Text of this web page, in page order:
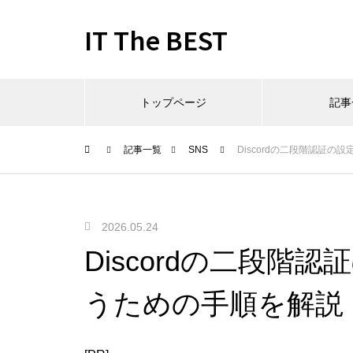
IT The BEST
トップページ 記
記事一覧 SNS Discordの二段階認証の設
2026.05.24
Discordの二段階認
うための手順を解説